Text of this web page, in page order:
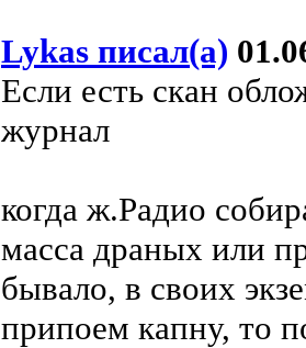
Lykas писал(а)
Если есть скан
журнал
когда ж.Радио
масса драных или
бывало, в своих
припоем капну, то